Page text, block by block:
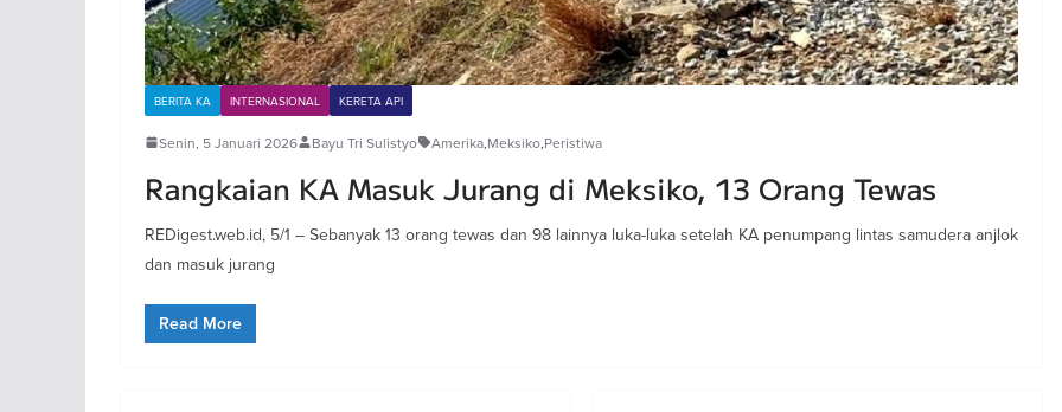
BERITA KA INTERNASIONAL KERETA API
Senin, 5 Januari 2026 Bayu Tri Sulistyo Amerika,Meksiko,Peristiwa
Rangkaian KA Masuk Jurang di Meksiko, 13 Orang Tewas
REDigest.web.id, 5/1 – Sebanyak 13 orang tewas dan 98 lainnya luka-luka setelah KA penumpang lintas samudera anjlok
dan masuk jurang
Read More